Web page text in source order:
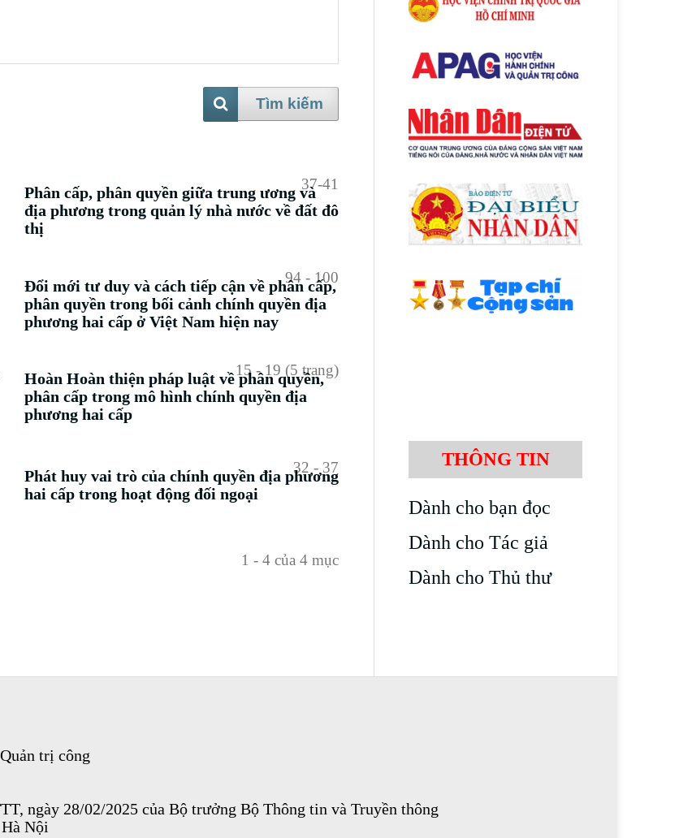
Tìm kiếm
Phân cấp, phân quyền giữa trung ương và
địa phương trong quản lý nhà nước về đất đô
thị
37-41
Đổi mới tư duy và cách tiếp cận về phân cấp,
phân quyền trong bối cảnh chính quyền địa
phương hai cấp ở Việt Nam hiện nay
94 - 100
Hoàn Hoàn thiện pháp luật về phân quyền,
phân cấp trong mô hình chính quyền địa
phương hai cấp
15 - 19 (5 trang)
Phát huy vai trò của chính quyền địa phương
hai cấp trong hoạt động đối ngoại
32 - 37
1 - 4 của 4 mục
THÔNG TIN
Dành cho bạn đọc
Dành cho Tác giả
Dành cho Thủ thư
trị công
ngày 28/02/2025 của Bộ trưởng Bộ Thông tin và Truyền thông
Nội